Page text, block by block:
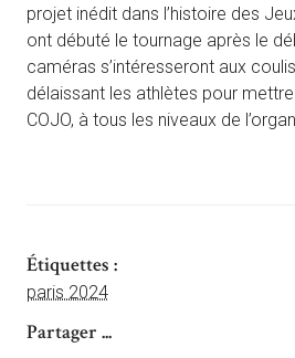
projet inédit dans l’histoire des
ont débuté le tournage après le
caméras s’intéresseront aux
délaissant les athlètes pour
COJO, à tous les niveaux de
Étiquettes :
paris 2024
Partager ...